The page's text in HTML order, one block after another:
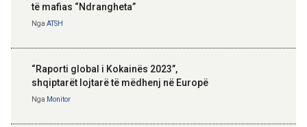
të mafias “Ndrangheta”
Nga ATSH
“Raporti global i Kokainës 2023”,
shqiptarët lojtarë të mëdhenj në Europë
Nga Monitor